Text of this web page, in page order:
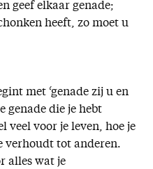
geef elkaar genade;
heeft, zo moet u
met ‘genade zij u en
genade die je hebt
veel voor je leven, hoe je
verhoudt tot anderen.
alles wat je